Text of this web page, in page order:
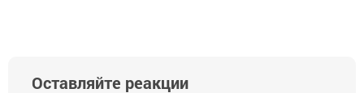
Оставляйте реакции